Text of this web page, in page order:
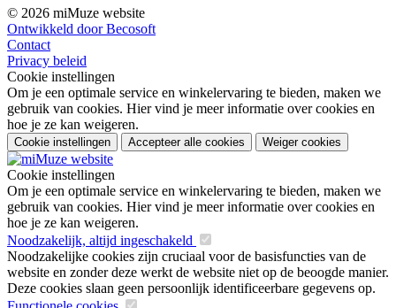
© 2026 miMuze website
Ontwikkeld door Becosoft
Contact
Privacy beleid
Cookie instellingen
Om je een optimale service en winkelervaring te bieden, maken we
gebruik van cookies. Hier vind je meer informatie over cookies en
hoe je ze kan weigeren.
Cookie instellingen Accepteer alle cookies Weiger cookies
Cookie instellingen
Om je een optimale service en winkelervaring te bieden, maken we
gebruik van cookies. Hier vind je meer informatie over cookies en
hoe je ze kan weigeren.
Noodzakelijk, altijd ingeschakeld
Noodzakelijke cookies zijn cruciaal voor de basisfuncties van de
website en zonder deze werkt de website niet op de beoogde manier.
Deze cookies slaan geen persoonlijk identificeerbare gegevens op.